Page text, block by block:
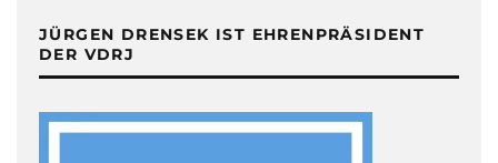
JÜRGEN DRENSEK IST EHRENPRÄSIDENT
DER VDRJ